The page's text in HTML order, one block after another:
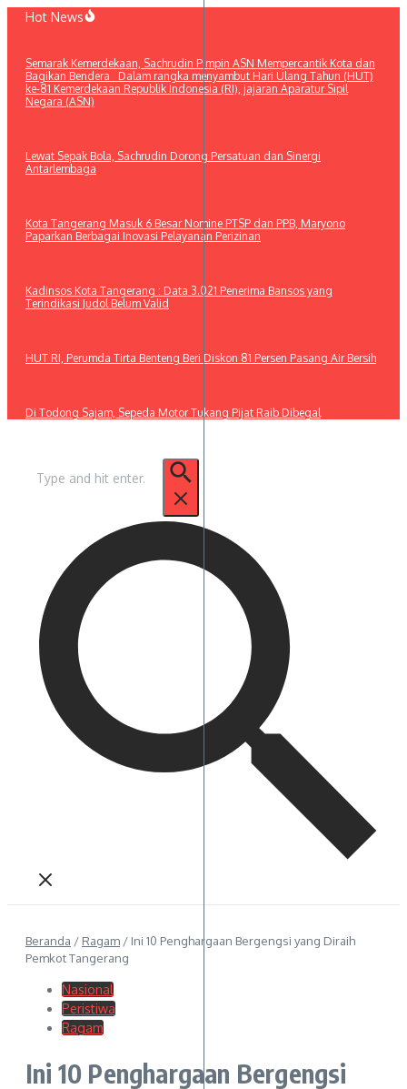
Lewati
Hot News
Semarak Kemerdekaan, Sachrudin Pimpin ASN Mempercantik Kota dan
Bagikan Bendera Dalam rangka menyambut Hari Ulang Tahun (HUT)
ke-81 Kemerdekaan Republik Indonesia (RI), jajaran Aparatur Sipil
Negara (ASN)
Lewat Sepak Bola, Sachrudin Dorong Persatuan dan Sinergi
Antarlembaga
Kota Tangerang Masuk 6 Besar Nomine PTSP dan PPB, Maryono
Paparkan Berbagai Inovasi Pelayanan Perizinan
Kadinsos Kota Tangerang : Data 3.021 Penerima Bansos yang
Terindikasi Judol Belum Valid
HUT RI, Perumda Tirta Benteng Beri Diskon 81 Persen Pasang Air Bersih
Di Todong Sajam, Sepeda Motor Tukang Pijat Raib Dibegal
untuk:
Beranda / Ragam / Ini 10 Penghargaan Bergengsi yang Diraih
Pemkot Tangerang
Nasional
Peristiwa
Ragam
Ini 10 Penghargaan Bergengsi